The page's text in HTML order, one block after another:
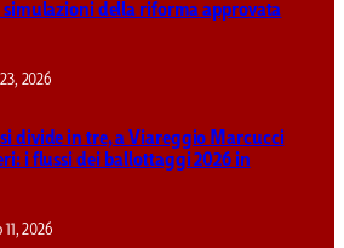
simulazioni della riforma approvata
2026
divide in tre, a Viareggio Marcucci
i flussi dei ballottaggi 2026 in
2026